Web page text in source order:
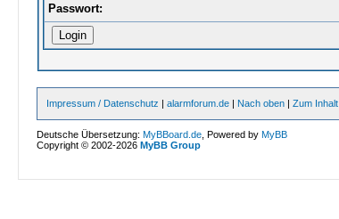
Passwort:
Impressum / Datenschutz |alarmforum.de | Nach oben |Zum Inhalt
Deutsche Übersetzung:MyBBoard.de , Powered byMyBB
Copyright © 2002-2026MyBB Group